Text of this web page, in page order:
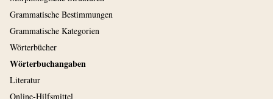
Grammatische Bestimmungen
Grammatische Kategorien
Wörterbücher
Wörterbuchangaben
Literatur
Online-Hilfsmittel